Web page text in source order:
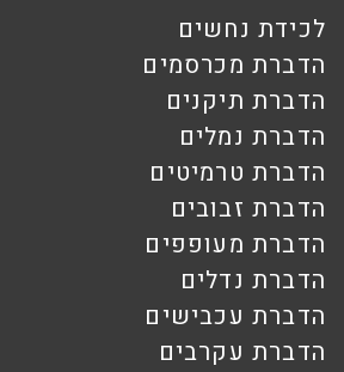
לכידת נחשים
הדברת מכרסמים
הדברת תיקנים
הדברת נמלים
הדברת טרמיטים
הדברת זבובים
הדברת מעופפים
הדברת נדלים
הדברת עכבישים
הדברת עקרבים